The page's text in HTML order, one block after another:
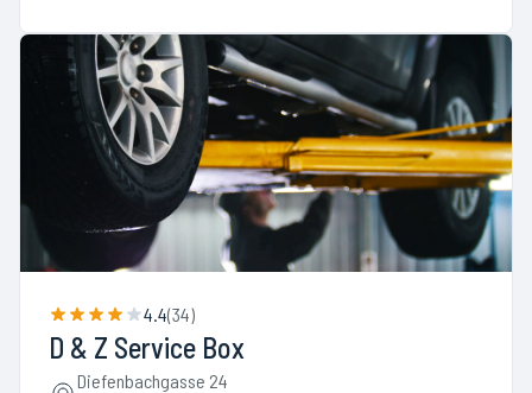
4.4(34)
D & Z Service Box
Diefenbachgasse 24